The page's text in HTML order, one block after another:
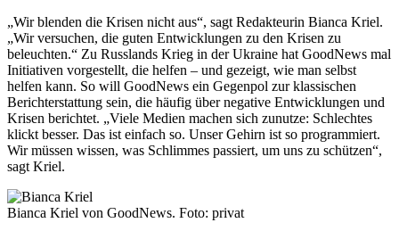
„Wir blenden die Krisen nicht aus“, sagt Redakteurin Bianca Kriel.
„Wir versuchen, die guten Entwicklungen zu den Krisen zu
beleuchten.“ Zu Russlands Krieg in der Ukraine hat GoodNews mal
Initiativen vorgestellt, die helfen – und gezeigt, wie man selbst
helfen kann. So will GoodNews ein Gegenpol zur klassischen
Berichterstattung sein, die häufig über negative Entwicklungen und
Krisen berichtet. „Viele Medien machen sich zunutze: Schlechtes
klickt besser. Das ist einfach so. Unser Gehirn ist so programmiert.
Wir müssen wissen, was Schlimmes passiert, um uns zu schützen“,
sagt Kriel.
Bianca Kriel von GoodNews. Foto: privat